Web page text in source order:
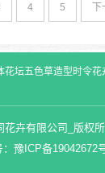
4 5 下
花坛五色草造型时令花
花卉有限公司_版权
豫ICP备19042672